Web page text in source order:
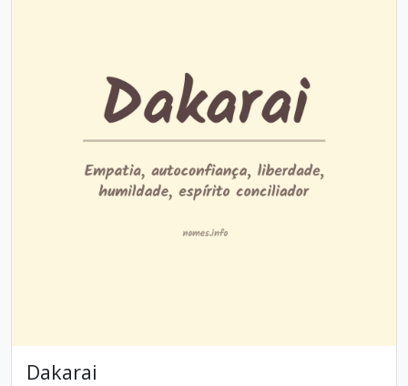
Dakarai